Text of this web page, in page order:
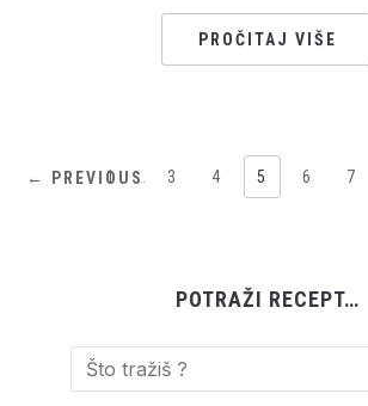
PROČITAJ VIŠE
← PREVIOUS
1 … 3 4 5 6 7
POTRAŽI RECEPT…